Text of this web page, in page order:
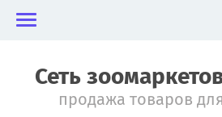
Сеть
продажа товаров